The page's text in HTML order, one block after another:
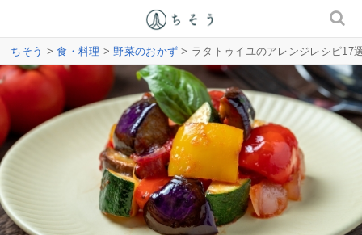
ちそう >食・料理 >野菜のおかず > ラタトゥイユのアレンジレシピ17